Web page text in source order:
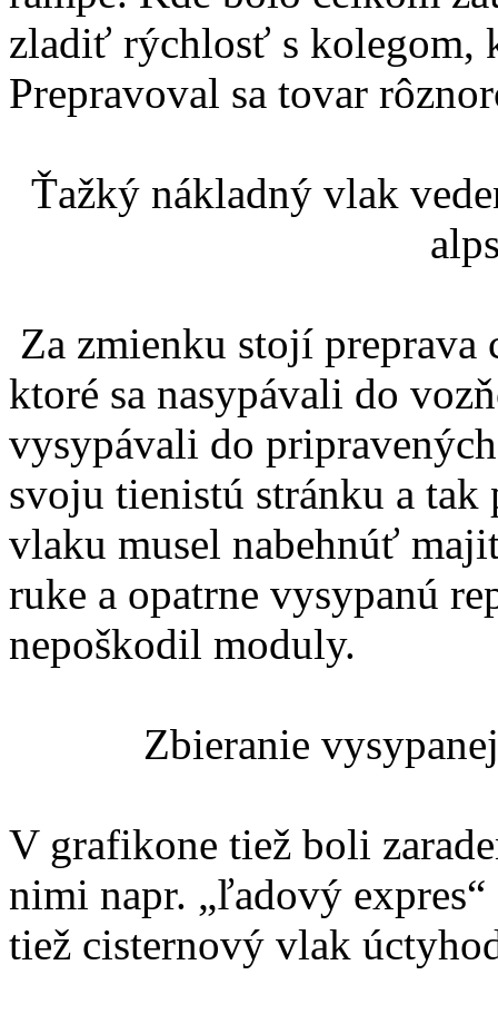
zladiť rýchlosť s kolegom,
Prepravoval sa tovar
Ťažký nákladný vlak
Za zmienku stojí
ktoré sa nasypávali do
vysypávali do
svoju tienistú stránku a tak
vlaku musel nabehnúť
ruke a opatrne vysypanú
nepoškodil moduly.
Zbieranie
V grafikone tiež boli
nimi napr. „ľadový
tiež cisternový vlak